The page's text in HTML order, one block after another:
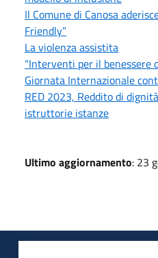
Il Comune di Canosa
Friendly”
La violenza assistita
“Interventi per il benessere
Giornata Internazionale
RED 2023, Reddito di
istruttorie istanze
Ultimo aggiornamento: 23